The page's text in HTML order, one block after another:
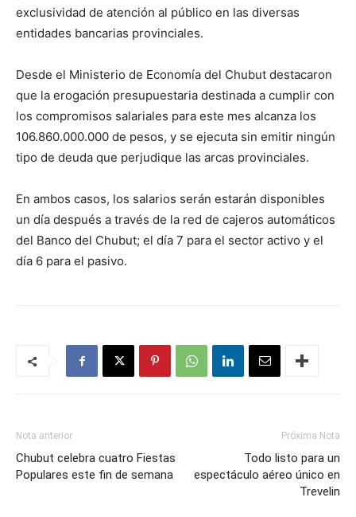
exclusividad de atención al público en las diversas
entidades bancarias provinciales.
Desde el Ministerio de Economía del Chubut destacaron
que la erogación presupuestaria destinada a cumplir con
los compromisos salariales para este mes alcanza los
106.860.000.000 de pesos, y se ejecuta sin emitir ningún
tipo de deuda que perjudique las arcas provinciales.
En ambos casos, los salarios serán estarán disponibles
un día después a través de la red de cajeros automáticos
del Banco del Chubut; el día 7 para el sector activo y el
día 6 para el pasivo.
Nota anterior
Chubut celebra cuatro Fiestas
Populares este fin de semana
Próxima Nota
Todo listo para un
espectáculo aéreo único en
Trevelin